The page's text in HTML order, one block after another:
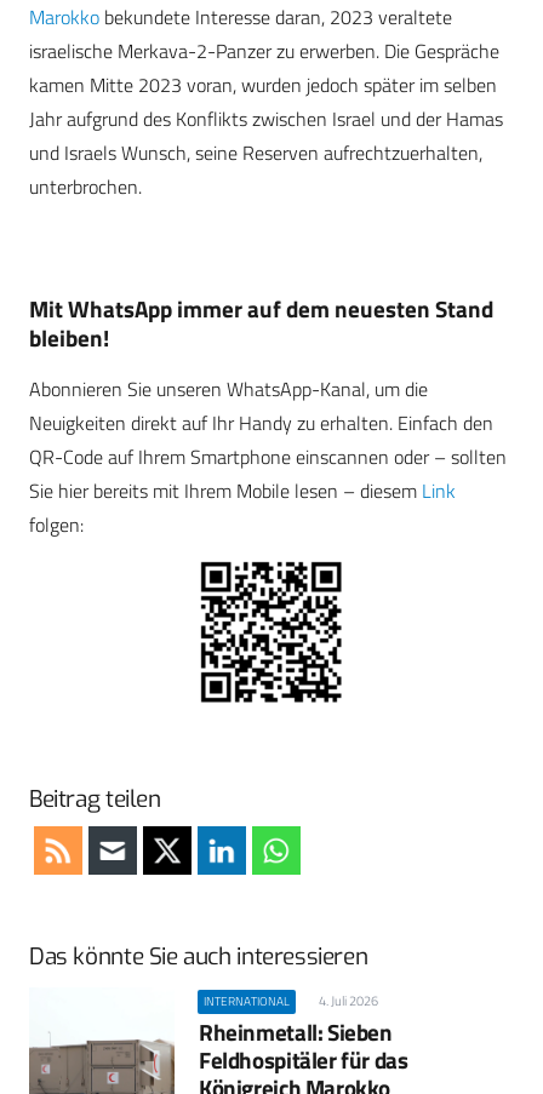
Marokko bekundete Interesse daran, 2023 veraltete
israelische Merkava-2-Panzer zu erwerben. Die Gespräche
kamen Mitte 2023 voran, wurden jedoch später im selben
Jahr aufgrund des Konflikts zwischen Israel und der Hamas
und Israels Wunsch, seine Reserven aufrechtzuerhalten,
unterbrochen.
Mit WhatsApp immer auf dem neuesten Stand
bleiben!
Abonnieren Sie unseren WhatsApp-Kanal, um die
Neuigkeiten direkt auf Ihr Handy zu erhalten. Einfach den
QR-Code auf Ihrem Smartphone einscannen oder – sollten
Sie hier bereits mit Ihrem Mobile lesen – diesem Link
folgen:
Beitrag teilen
Das könnte Sie auch interessieren
INTERNATIONAL 4. Juli 2026
Rheinmetall: Sieben
Feldhospitäler für das